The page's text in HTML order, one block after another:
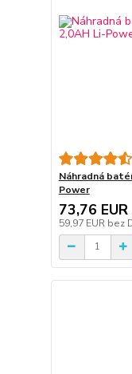
Náhradná
Power
73,76 EUR
59,97 EUR bez